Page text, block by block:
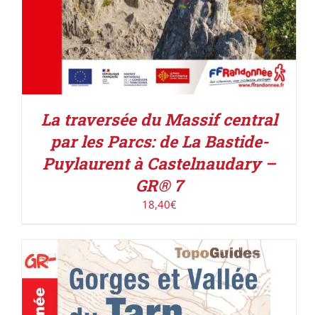
La traversée du Massif central
par les Parcs: de La Bastide-
Puylaurent à Castelnaudary –
GR® 7
18,40€